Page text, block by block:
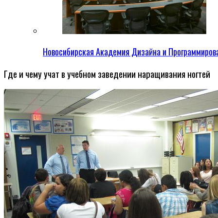
Новосибирская Академия Дизайна и
Где и чему учат в учебном заведении наращивания ногтей